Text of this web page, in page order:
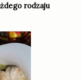
rodzaju